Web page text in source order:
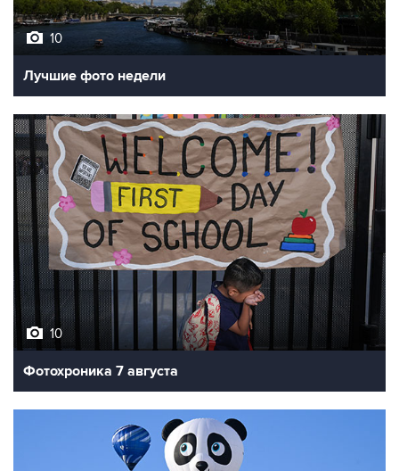
10
Лучшие фото недели
10
Фотохроника 7 августа